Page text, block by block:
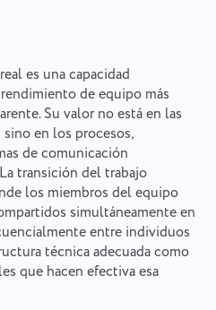
es una capacidad
de equipo más
Su valor no está en las
en los procesos,
de comunicación
transición del trabajo
los miembros del equipo
simultáneamente en
entre individuos
técnica adecuada como
que hacen efectiva esa